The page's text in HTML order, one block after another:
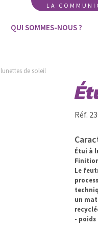
LA
QUI SOMMES-NOUS ?
de soleil
Réf.
Étui à
Le
un
- poids